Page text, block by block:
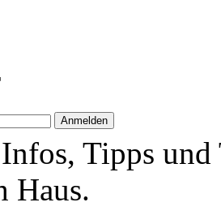
Tipps
Haus.